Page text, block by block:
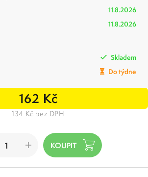
11.8.2026
11.8.2026
Skladem
Do týdne
162 Kč
134 Kč bez DPH